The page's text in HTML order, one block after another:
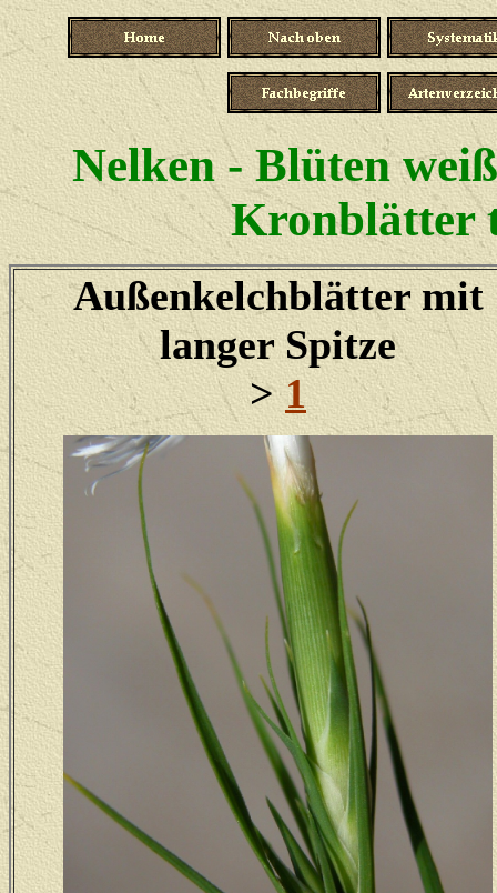
Nelken - Blüten
Kronblätter
Außenkelchblätter mit
langer Spitze
>1